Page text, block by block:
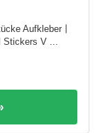
Aufkleber丨
V ...